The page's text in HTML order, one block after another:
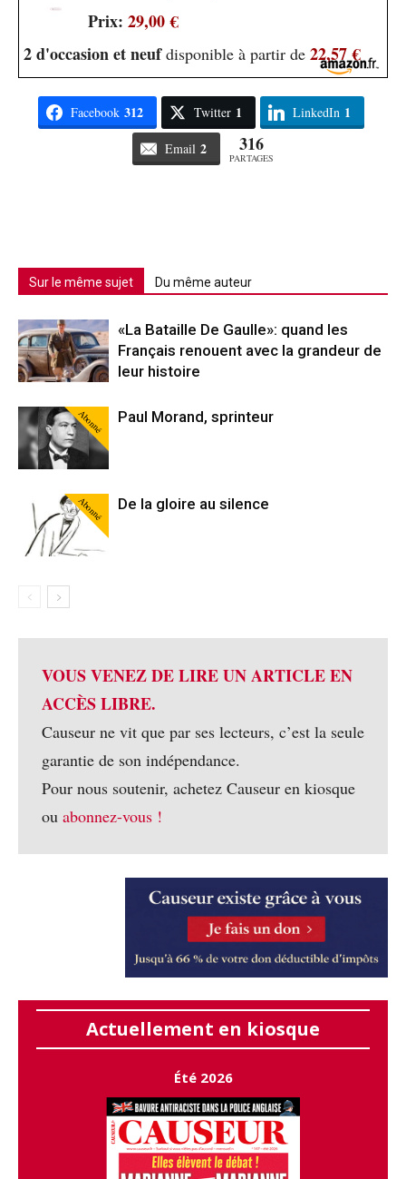
Prix: 29,00 €
2 d'occasion et neufdisponible à partir de 22,57 €
Facebook 312 Twitter 1 LinkedIn 1
Email 2 316
PARTAGES
Sur le même sujet Du même auteur
«La Bataille De Gaulle»: quand les
Français renouent avec la grandeur de
leur histoire
Abonné Paul Morand, sprinteur
Abonné De la gloire au silence
VOUS VENEZ DE LIRE UN ARTICLE EN
ACCÈS LIBRE.
Causeur ne vit que par ses lecteurs, c’est la seule
garantie de son indépendance.
Pour nous soutenir, achetez Causeur en kiosque
ou abonnez-vous !
Actuellement en kiosque
Été 2026